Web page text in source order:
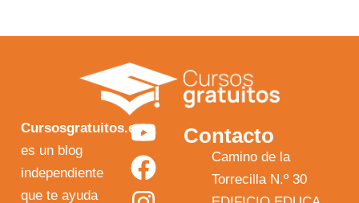
Cursosgratuitos.es
es un blog
independiente
que te ayuda
Y
o
u
F
a
c
I
n
s
X
-
t
Contacto
Camino de la
Torrecilla N.º 30